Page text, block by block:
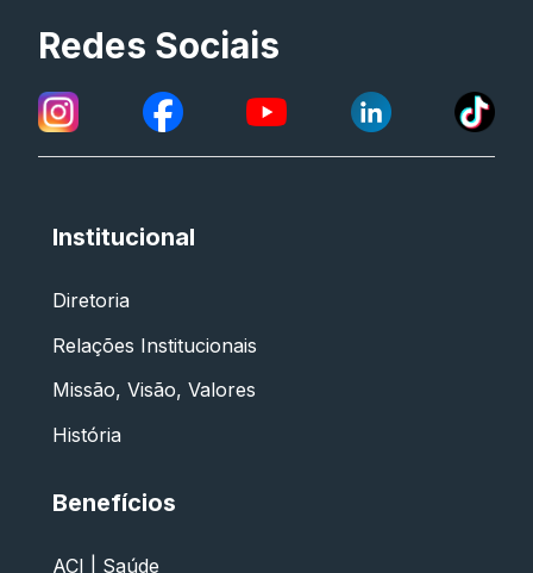
Redes Sociais
Institucional
Diretoria
Relações Institucionais
Missão, Visão, Valores
História
Benefícios
ACI | Saúde